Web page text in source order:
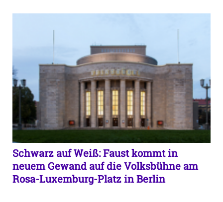
Schwarz auf Weiß: Faust kommt in
neuem Gewand auf die Volksbühne am
Rosa-Luxemburg-Platz in Berlin